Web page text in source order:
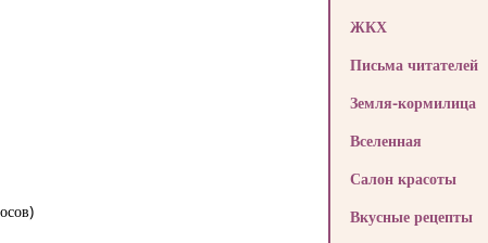
ЖКХ
Письма читателей
Земля-кормилица
Вселенная
Салон красоты
Вкусные рецепты